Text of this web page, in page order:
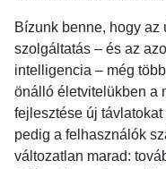
Bízunk benne, hogy az
szolgáltatás – és az
intelligencia – még
önálló életvitelükben a
fejlesztése új
pedig a felhasználók
változatlan marad: